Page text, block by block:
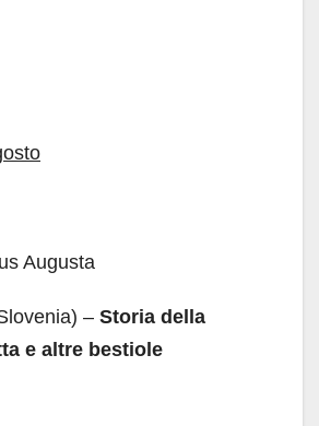
Augusta
– Storia della
e altre bestiole